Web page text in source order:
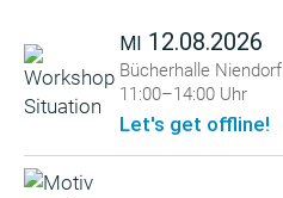
MI 12.08.2026
Bücherhalle Niendorf
11:00–14:00 Uhr
Let's get offline!